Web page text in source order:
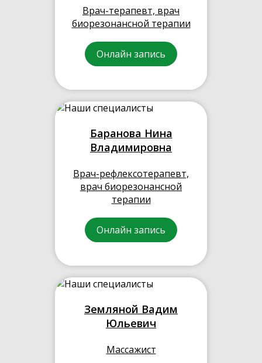
Врач-терапевт, врач
биорезонансной терапии
Онлайн запись
Баранова Нина
Владимировна
Врач-рефлексотерапевт,
врач биорезонансной
терапии
Онлайн запись
Земляной Вадим
Юльевич
Массажист